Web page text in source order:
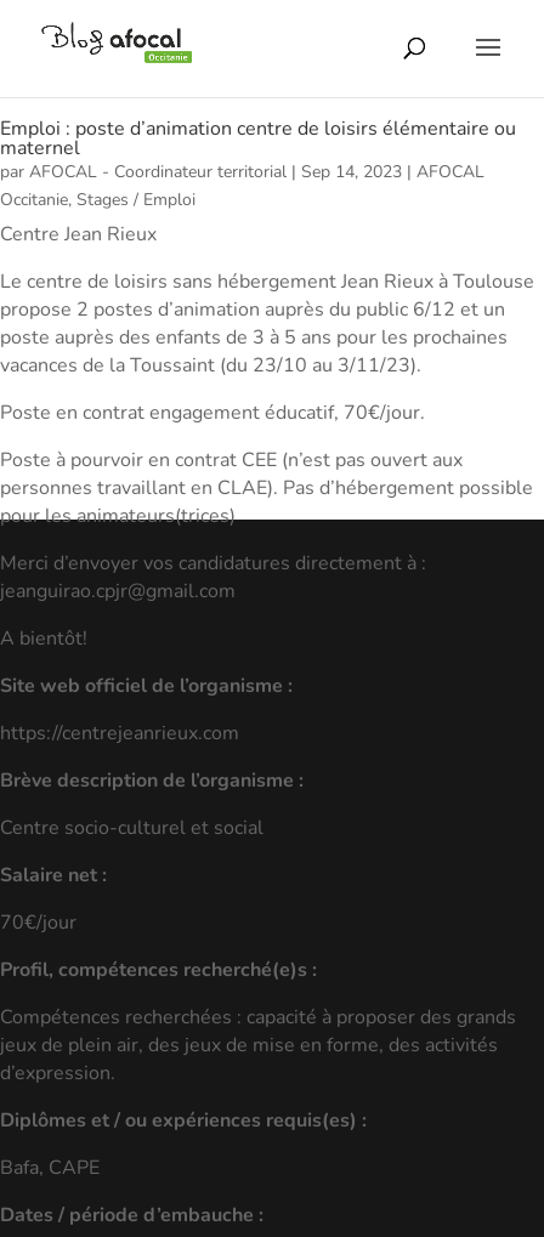
Emploi : poste d’animation centre de loisirs élémentaire ou
maternel
par AFOCAL - Coordinateur territorial | Sep 14, 2023 | AFOCAL
Occitanie, Stages / Emploi
Centre Jean Rieux
Le centre de loisirs sans hébergement Jean Rieux à Toulouse
propose 2 postes d’animation auprès du public 6/12 et un
poste auprès des enfants de 3 à 5 ans pour les prochaines
vacances de la Toussaint (du 23/10 au 3/11/23).
Poste en contrat engagement éducatif, 70€/jour.
Poste à pourvoir en contrat CEE (n’est pas ouvert aux
personnes travaillant en CLAE). Pas d’hébergement possible
pour les animateurs(trices)
Merci d’envoyer vos candidatures directement à :
jeanguirao.cpjr@gmail.com
A bientôt!
Site web officiel de l’organisme :
https://centrejeanrieux.com
Brève description de l’organisme :
Centre socio-culturel et social
Salaire net :
70€/jour
Profil, compétences recherché(e)s :
Compétences recherchées : capacité à proposer des grands
jeux de plein air, des jeux de mise en forme, des activités
d’expression.
Diplômes et / ou expériences requis(es) :
Bafa, CAPE
Dates / période d’embauche :